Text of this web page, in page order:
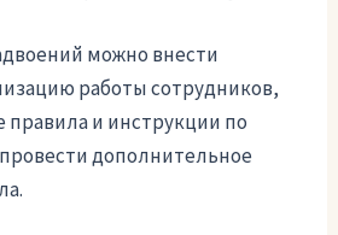
можно внести
работы сотрудников,
правила и инструкции по
дополнительное